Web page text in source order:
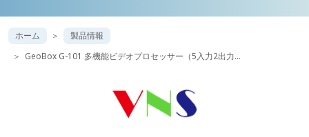
ホーム
製品情報
GeoBox G-101 多機能ビデオプロセッサー（5入力2出力…